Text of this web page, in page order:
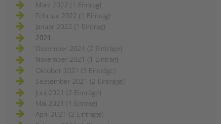
März 2022 (1 Eintrag)
Februar 2022 (1 Eintrag)
Januar 2022 (1 Eintrag)
2021
Dezember 2021 (2 Einträge)
November 2021 (1 Eintrag)
Oktober 2021 (3 Einträge)
September 2021 (2 Einträge)
Juni 2021 (2 Einträge)
Mai 2021 (1 Eintrag)
April 2021 (2 Einträge)